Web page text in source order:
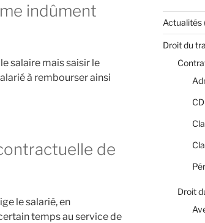
indûment
salaire mais saisir le
à rembourser ainsi
de
le salarié, en
temps au service de
Actualités
Droit du
Droit